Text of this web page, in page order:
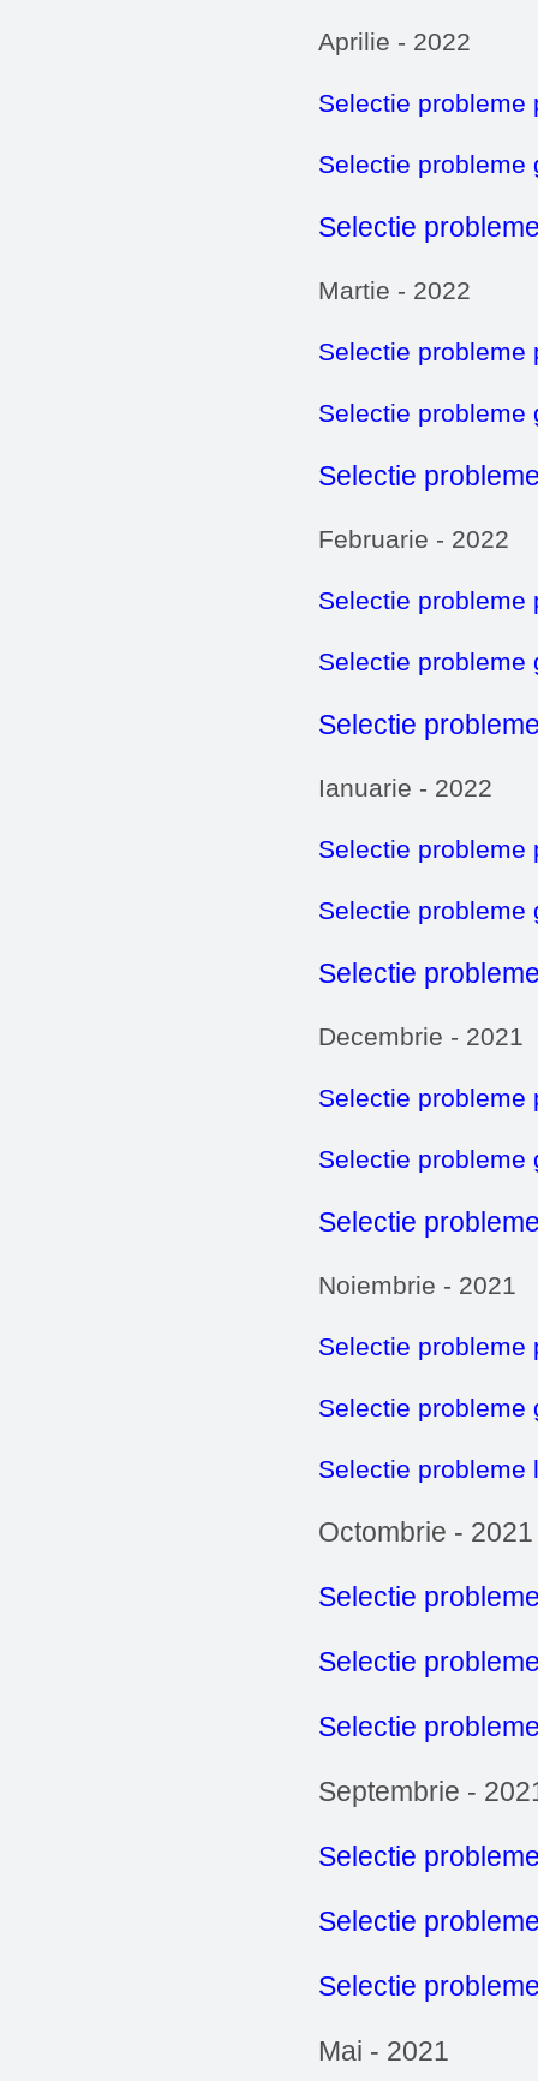
Aprilie - 2022
Selectie probleme
Selectie probleme
Selectie
Martie - 2022
Selectie probleme
Selectie probleme
Selectie
Februarie - 2022
Selectie probleme
Selectie probleme
Selectie
Ianuarie - 2022
Selectie probleme
Selectie probleme
Selectie
Decembrie - 2021
Selectie probleme
Selectie probleme
Selectie
Noiembrie - 2021
Selectie probleme
Selectie probleme
Selectie probleme
Octombrie - 2021
Selectie
Selectie
Selectie
Septembrie -
Selectie
Selectie
Selectie
Mai - 2021